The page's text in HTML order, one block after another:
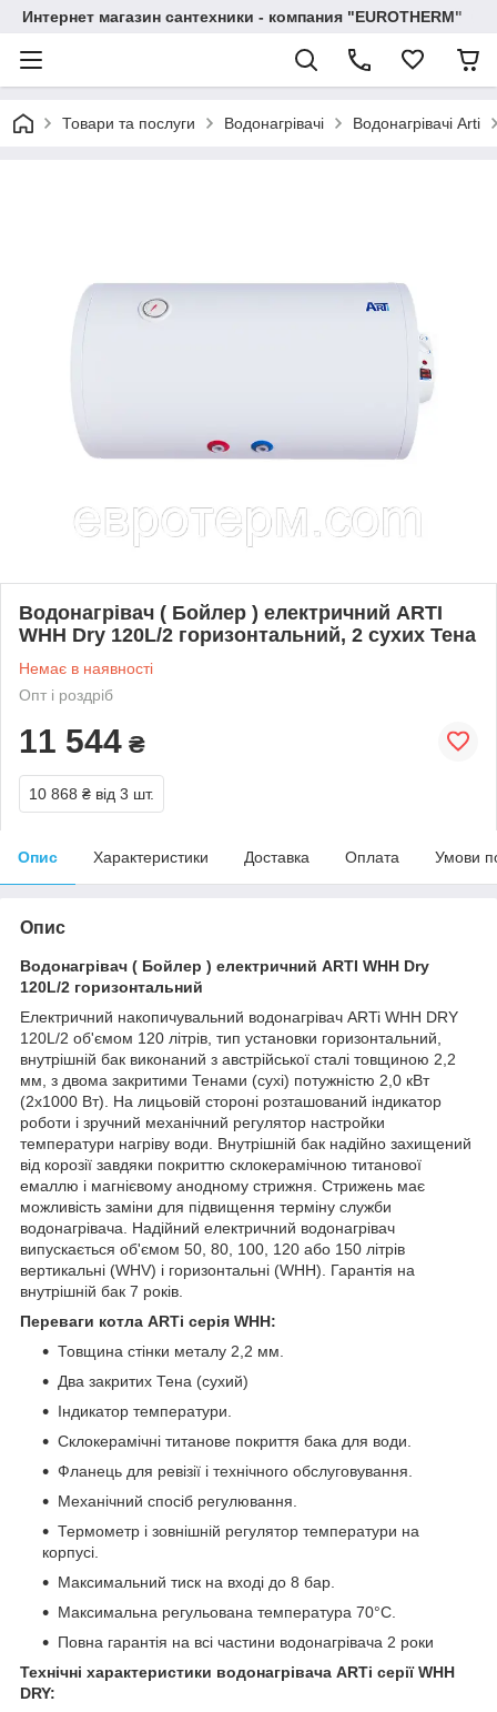
Интернет магазин сантехники - компания "EUROTHERM"
Товари та послуги Водонагрівачі Водонагрівачі Arti
Водонагрівач ( Бойлер ) електричний ARTI
WHH Dry 120L/2 горизонтальний, 2 сухих Тена
Немає в наявності
Опт і роздріб
11 544 ₴
10 868 ₴ від 3 шт.
Опис Характеристики Доставка Оплата Умови
Опис
Водонагрівач ( Бойлер ) електричний ARTI WHH Dry
120L/2 горизонтальний
Електричний накопичувальний водонагрівач ARTi WHH DRY
120L/2 об'ємом 120 літрів, тип установки горизонтальний,
внутрішній бак виконаний з австрійської сталі товщиною 2,2
мм, з двома закритими Тенами (сухі) потужністю 2,0 кВт
(2х1000 Вт). На лицьовій стороні розташований індикатор
роботи і зручний механічний регулятор настройки
температури нагріву води. Внутрішній бак надійно захищений
від корозії завдяки покриттю склокерамічною титанової
емаллю і магнієвому анодному стрижня. Стрижень має
можливість заміни для підвищення терміну служби
водонагрівача. Надійний електричний водонагрівач
випускається об'ємом 50, 80, 100, 120 або 150 літрів
вертикальні (WHV) і горизонтальні (WHH). Гарантія на
внутрішній бак 7 років.
Переваги котла ARTi серія WHH:
Товщина стінки металу 2,2 мм.
Два закритих Тена (сухий)
Індикатор температури.
Склокерамічні титанове покриття бака для води.
Фланець для ревізії і технічного обслуговування.
Механічний спосіб регулювання.
Термометр і зовнішній регулятор температури на
корпусі.
Максимальний тиск на вході до 8 бар.
Максимальна регульована температура 70°С.
Повна гарантія на всі частини водонагрівача 2 роки
Технічні характеристики водонагрівача ARTi серії WHH
DRY: